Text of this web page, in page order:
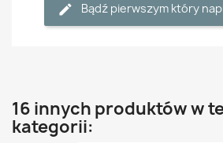
Bądź pierwszym który
16 innych produktów w
kategorii: